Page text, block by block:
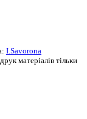
I.Savorona
матеріалів тільки